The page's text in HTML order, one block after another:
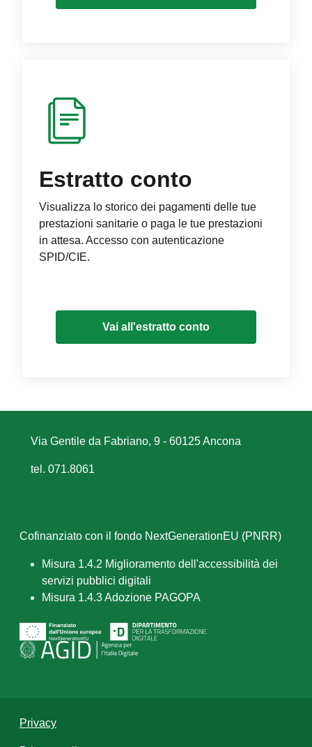
Estratto conto
Visualizza lo storico dei pagamenti delle tue
prestazioni sanitarie o paga le tue prestazioni
in attesa. Accesso con autenticazione
SPID/CIE.
Vai all'estratto conto
Via Gentile da Fabriano, 9 - 60125 Ancona
tel. 071.8061
Cofinanziato con il fondo NextGenerationEU (PNRR)
Misura 1.4.2 Miglioramento dell'accessibilità dei
servizi pubblici digitali
Misura 1.4.3 Adozione PAGOPA
Privacy